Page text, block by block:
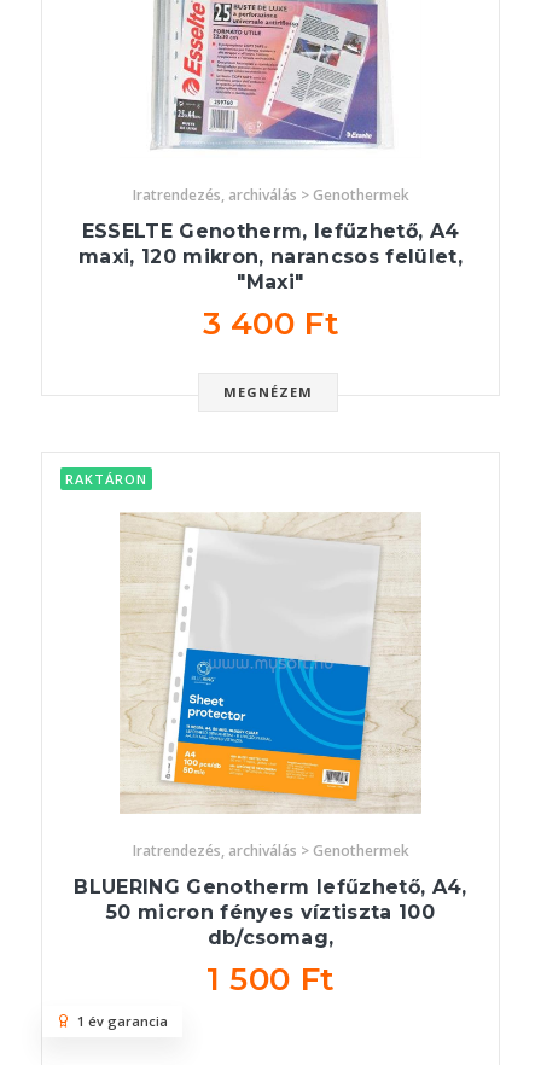
Iratrendezés, archiválás > Genothermek
ESSELTE Genotherm, lefűzhető, A4
maxi, 120 mikron, narancsos felület,
"Maxi"
3 400 Ft
MEGNÉZEM
RAKTÁRON
Iratrendezés, archiválás > Genothermek
BLUERING Genotherm lefűzhető, A4,
50 micron fényes víztiszta 100
db/csomag,
1 500 Ft
1 év garancia